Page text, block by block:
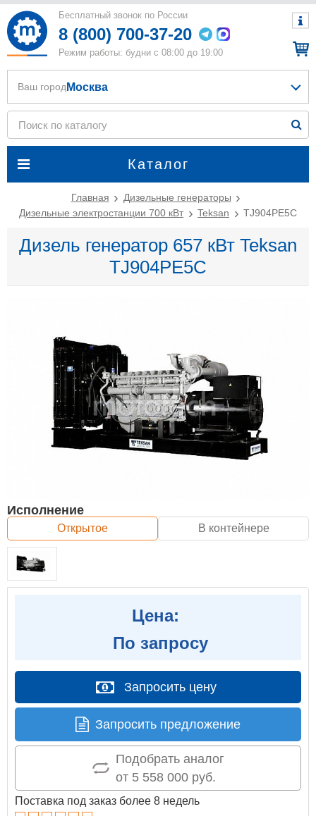
Бесплатный звонок по России
8 (800) 700-37-20
Режим работы: будни с 08:00 до 19:00
Каталог
Ваш город Москва
Главная
Дизельные генераторы
Дизельные электростанции 700 кВт
Teksan TJ904PE5C
Дизель генератор 657 кВт Teksan
TJ904PE5C
Исполнение
Открытое В контейнере
Цена:
По запросу
Запросить цену
Запросить предложение
Подобрать аналог
от 5 558 000 руб.
Поставка под заказ более 8 недель